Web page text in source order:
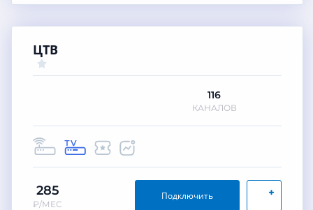
ЦТВ
116
КАНАЛОВ
285
₽/МЕС
+
Подключить